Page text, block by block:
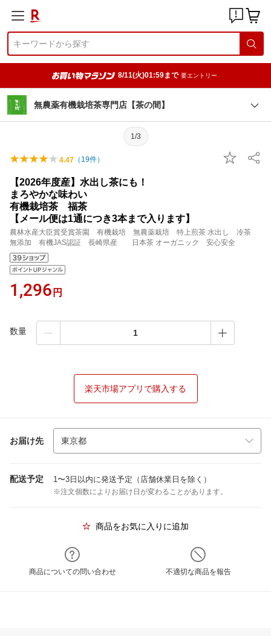
8/11(火)01:59まで 要エントリー
無農薬有機栽培茶専門店【茶の間】
1/3
4.47 （ 19件）
【2026年度産】水出し茶にも！
まろやかな味わい
有機栽培茶 福茶
【メール便は1通につき3本まで入ります】
農林水産大臣賞受賞茶園 有機栽培 無農薬栽培 特上煎茶 水出し 冷茶
無添加 有機JAS認証 長崎県産 日本茶 オーガニック 安心安全
1,296 円
数量
楽天市場アプリで購入する
お届け先
配送予定 1〜3日以内に発送予定（店舗休業日を除く）
※注文個数によりお届け日が変わることがあります。
商品をお気に入りに追加
商品についての問い合わせ 不適切な商品を報告